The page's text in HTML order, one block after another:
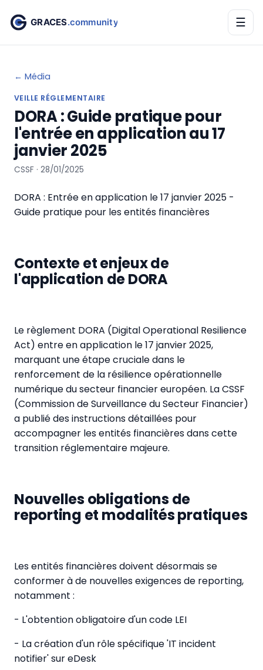
☰
← Média
VEILLE RÉGLEMENTAIRE
DORA : Guide pratique pour
l'entrée en application au 17
janvier 2025
CSSF · 28/01/2025
DORA : Entrée en application le 17 janvier 2025 -
Guide pratique pour les entités financières
Contexte et enjeux de
l'application de DORA
Le règlement DORA (Digital Operational Resilience
Act) entre en application le 17 janvier 2025,
marquant une étape cruciale dans le
renforcement de la résilience opérationnelle
numérique du secteur financier européen. La CSSF
(Commission de Surveillance du Secteur Financier)
a publié des instructions détaillées pour
accompagner les entités financières dans cette
transition réglementaire majeure.
Nouvelles obligations de
reporting et modalités pratiques
Les entités financières doivent désormais se
conformer à de nouvelles exigences de reporting,
notamment :
- L'obtention obligatoire d'un code LEI
- La création d'un rôle spécifique 'IT incident
notifier' sur eDesk